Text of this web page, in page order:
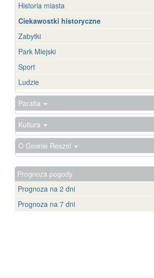
Historia miasta
Ciekawostki historyczne
Zabytki
Park Miejski
Sport
Ludzie
Parafia
Kultura
O Gminie Reszel
Prognoza pogody
Prognoza na 2 dni
Prognoza na 7 dni